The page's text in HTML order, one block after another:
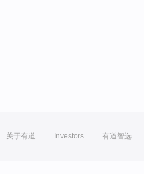
关于有道 Investors 有道智选